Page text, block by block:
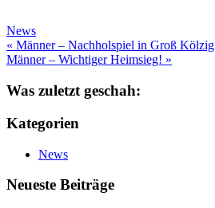
News
Beitragsnavigation
« Männer – Nachholspiel in Groß Kölzig
Männer – Wichtiger Heimsieg! »
Was zuletzt geschah:
Kategorien
News
Neueste Beiträge